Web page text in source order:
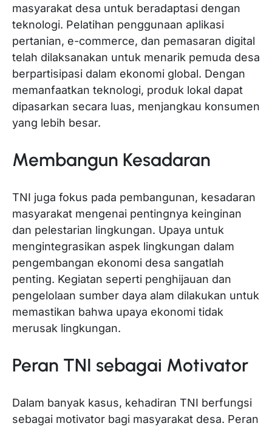
masyarakat desa untuk beradaptasi dengan
teknologi. Pelatihan penggunaan aplikasi
pertanian, e-commerce, dan pemasaran digital
telah dilaksanakan untuk menarik pemuda desa
berpartisipasi dalam ekonomi global. Dengan
memanfaatkan teknologi, produk lokal dapat
dipasarkan secara luas, menjangkau konsumen
yang lebih besar.
Membangun Kesadaran
TNI juga fokus pada pembangunan, kesadaran
masyarakat mengenai pentingnya keinginan
dan pelestarian lingkungan. Upaya untuk
mengintegrasikan aspek lingkungan dalam
pengembangan ekonomi desa sangatlah
penting. Kegiatan seperti penghijauan dan
pengelolaan sumber daya alam dilakukan untuk
memastikan bahwa upaya ekonomi tidak
merusak lingkungan.
Peran TNI sebagai Motivator
Dalam banyak kasus, kehadiran TNI berfungsi
sebagai motivator bagi masyarakat desa. Peran